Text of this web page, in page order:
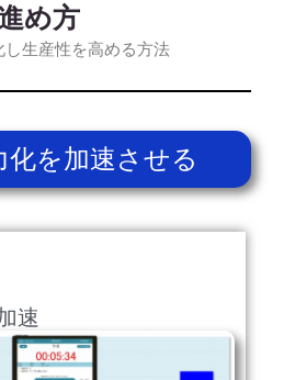
め方
し生産性を高める方法
化を加速させる
速